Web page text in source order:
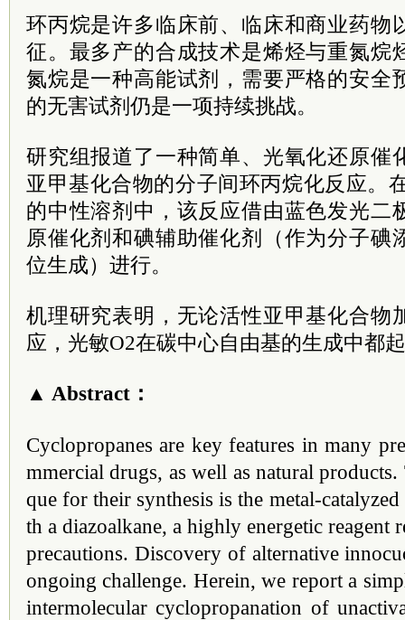
环丙烷是许多临床前、临床和商业药物
征。最多产的合成技术是烯烃与重氮烷
氮烷是一种高能试剂，需要严格的安全
的无害试剂仍是一项持续挑战。
研究组报道了一种简单、光氧化还原催
亚甲基化合物的分子间环丙烷化反应。
的中性溶剂中，该反应借由蓝色发光二
原催化剂和碘辅助催化剂（作为分子碘
位生成）进行。
机理研究表明，无论活性亚甲基化合物
应，光敏O2在碳中心自由基的生成中都
▲ Abstract：
Cyclopropanes are key features in many
mmercial drugs, as well as natural
que for their synthesis is the metal-
th a diazoalkane, a highly energetic reagent
precautions. Discovery of alternative
ongoing challenge. Herein, we report a
intermolecular cyclopropanation of